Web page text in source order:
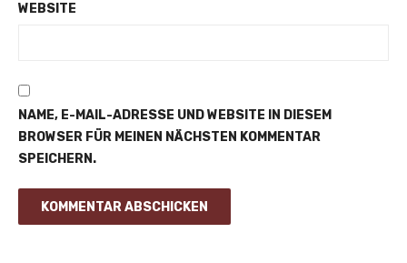
WEBSITE
NAME, E-MAIL-ADRESSE UND WEBSITE IN DIESEM
BROWSER FÜR MEINEN NÄCHSTEN KOMMENTAR
SPEICHERN.